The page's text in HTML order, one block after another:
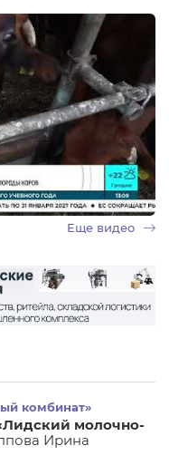
Еще видео
комбинат»
молочно-
Ирина